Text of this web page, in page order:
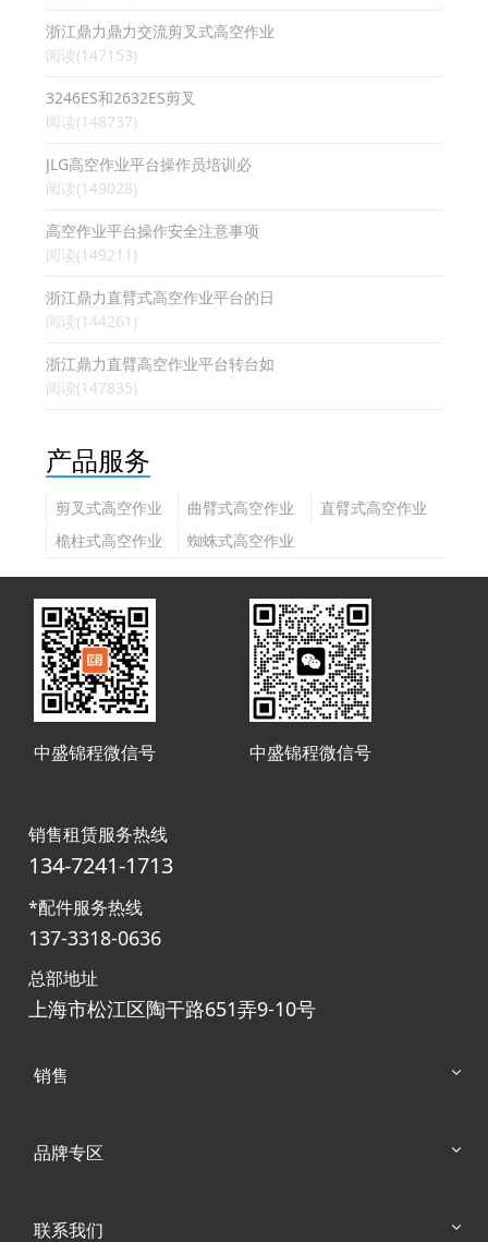
浙江鼎力鼎力交流剪叉式高空作业
阅读(147153)
3246ES和2632ES剪叉
阅读(148737)
JLG高空作业平台操作员培训必
阅读(149028)
高空作业平台操作安全注意事项
阅读(149211)
浙江鼎力直臂式高空作业平台的日
阅读(144261)
浙江鼎力直臂高空作业平台转台如
阅读(147835)
产品服务
剪叉式高空作业
平台
曲臂式高空作业
平台
直臂式高空作业
桅柱式高空作业
蜘蛛式高空作业
中盛锦程微信号 中盛锦程微信号
销售租赁服务热线
134-7241-1713
*配件服务热线
137-3318-0636
总部地址
上海市松江区陶干路651弄9-10号
销售
品牌专区
联系我们